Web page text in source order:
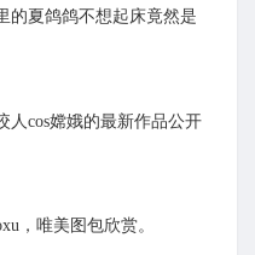
的夏鸽鸽不想起床竟然是
人cos嫦娥的最新作品公开
，唯美图包欣赏。